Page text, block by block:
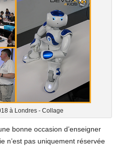
à Londres - Collage
bonne occasion d’enseigner
n’est pas uniquement réservée